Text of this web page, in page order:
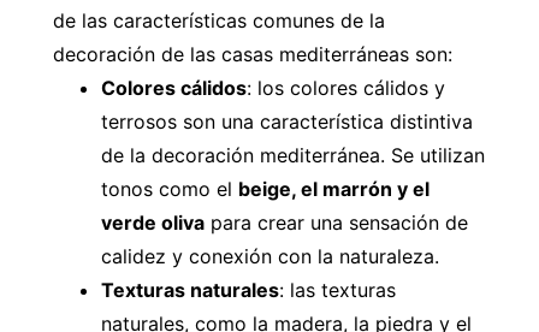
de las características comunes de la
decoración de las casas mediterráneas son:
Colores cálidos: los colores cálidos y
terrosos son una característica distintiva
de la decoración mediterránea. Se utilizan
tonos como el beige, el marrón y el
verde oliva para crear una sensación de
calidez y conexión con la naturaleza.
Texturas naturales: las texturas
naturales, como la madera, la piedra y el